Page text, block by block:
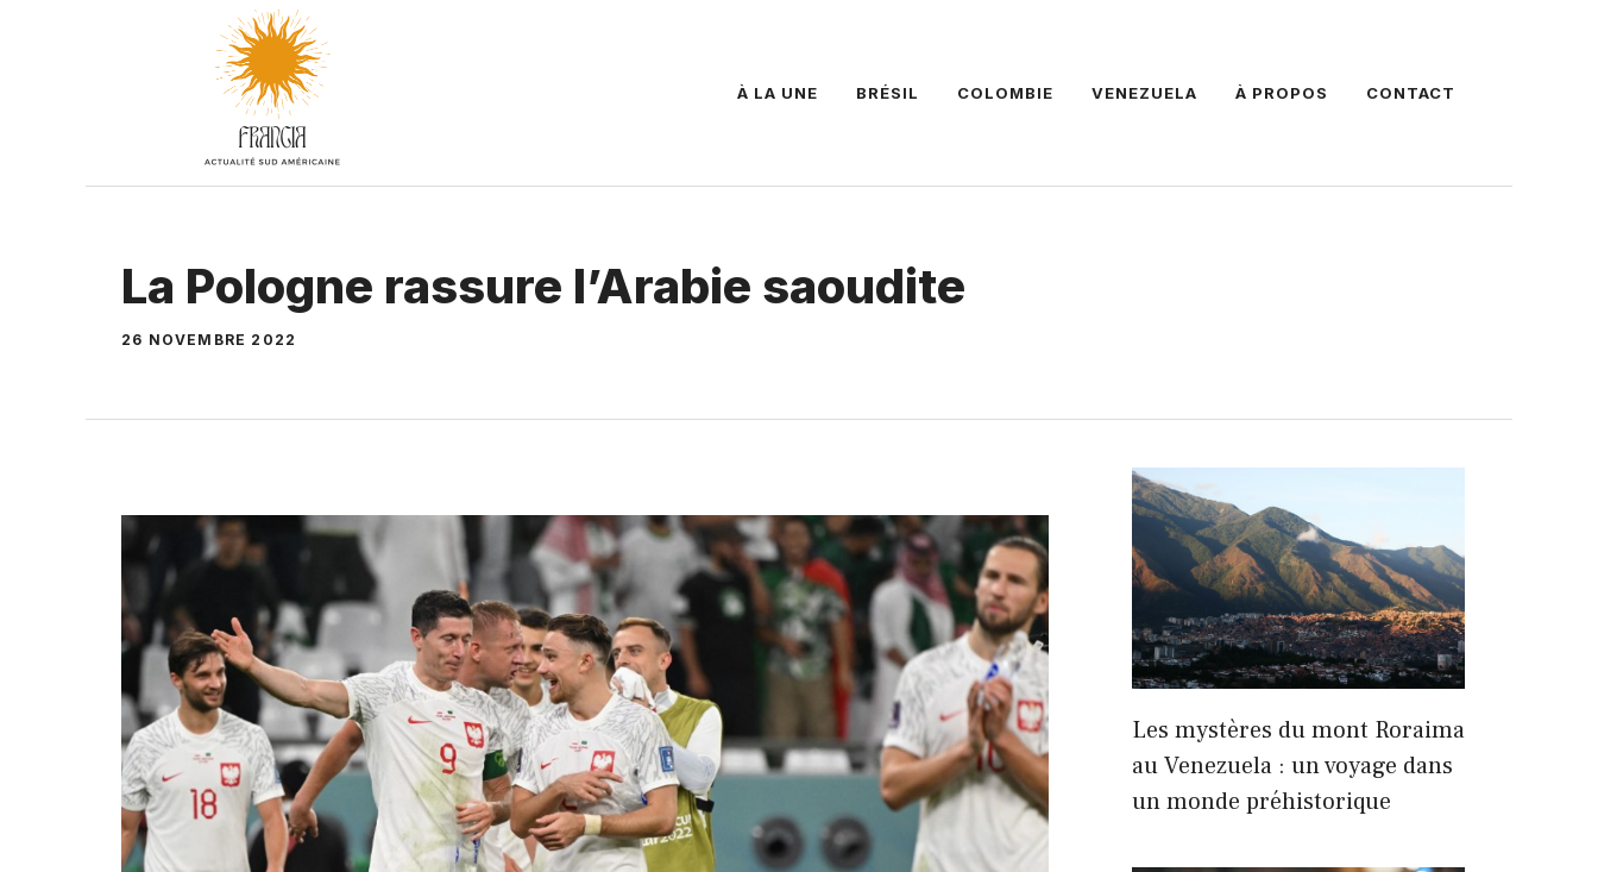
À LA UNE BRÉSIL COLOMBIE VENEZUELA À PROPOS CONTACT
La Pologne rassure l’Arabie saoudite
26 NOVEMBRE 2022
Les mystères du mont Roraima
au Venezuela : un voyage dans
un monde préhistorique